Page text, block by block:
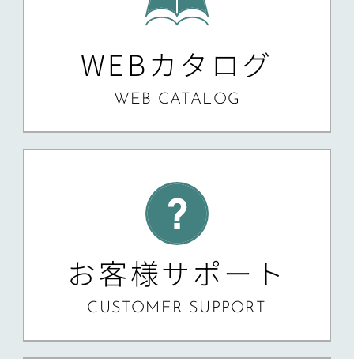
WEBカタログ
WEB CATALOG
お客様サポート
CUSTOMER SUPPORT